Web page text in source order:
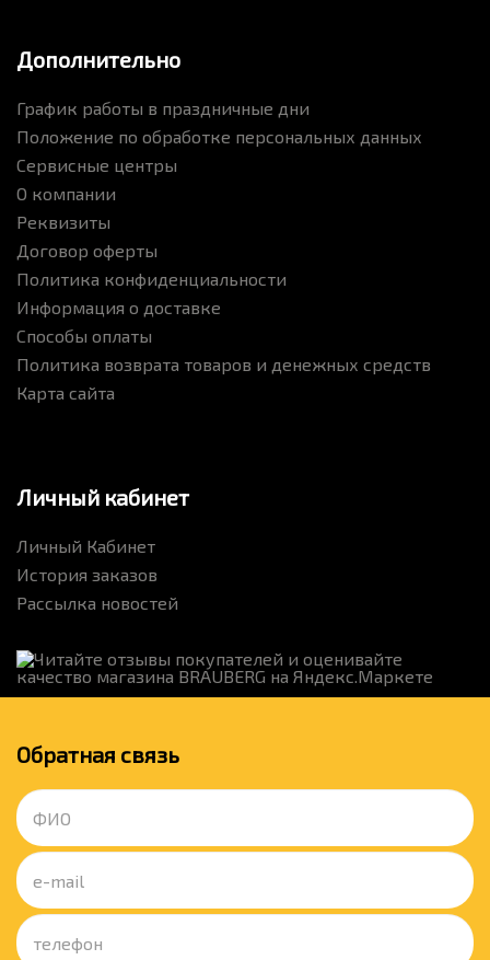
Дополнительно
График работы в праздничные дни
Положение по обработке персональных данных
Сервисные центры
О компании
Реквизиты
Договор оферты
Политика конфиденциальности
Информация о доставке
Способы оплаты
Политика возврата товаров и денежных средств
Карта сайта
Личный кабинет
Личный Кабинет
История заказов
Рассылка новостей
Обратная связь